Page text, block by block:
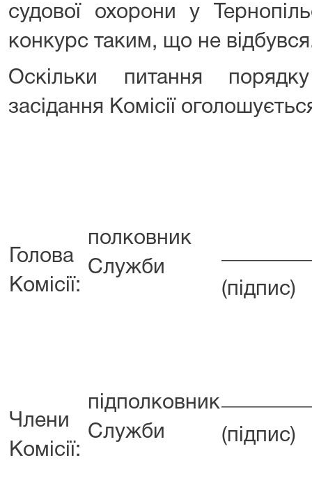
судової охорони у
конкурс таким, що не
Оскільки питання
засідання Комісії
Голова
Комісії:
полковник
Служби
(підпис)
Члени
Комісії:
підполковник
Служби
(підпис)